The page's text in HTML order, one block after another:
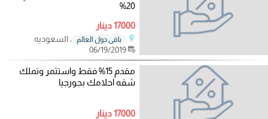
20%
17000 دينار
باقي دول العالم
، السعوديه
06/19/2019
مقدم 15% فقط واستثمر وتملك
شقه احلامك بجورجيا
17000 دينار